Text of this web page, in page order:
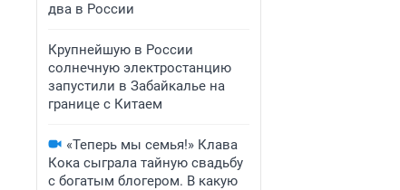
два в России
Крупнейшую в России
солнечную электростанцию
запустили в Забайкалье на
границе с Китаем
«Теперь мы семья!» Клава
Кока сыграла тайную свадьбу
с богатым блогером. В какую